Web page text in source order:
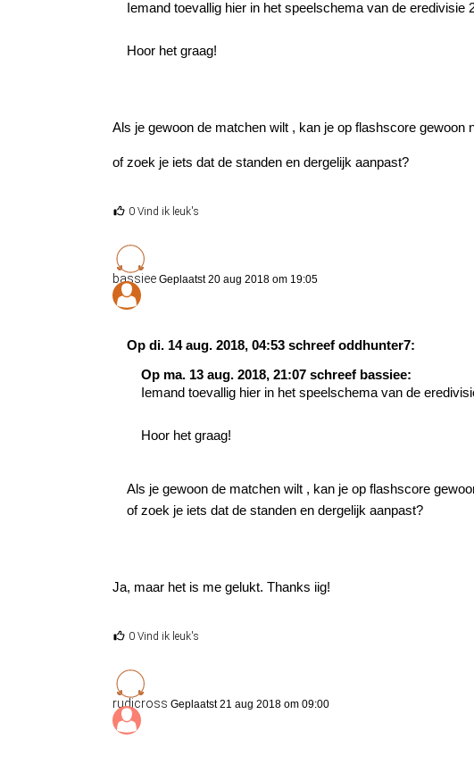
Iemand toevallig hier in het speelschema van de eredivisie
Hoor het graag!
Als je gewoon de matchen wilt , kan je op flashscore
of zoek je iets dat de standen en dergelijk aanpast?
0 Vind ik leuk's
bassiee Geplaatst 20 aug 2018 om 19:05
Op di. 14 aug. 2018, 04:53 schreef oddhunter7:
Op ma. 13 aug. 2018, 21:07 schreef bassiee:
Iemand toevallig hier in het speelschema van de
Hoor het graag!
Als je gewoon de matchen wilt , kan je op flashscore
of zoek je iets dat de standen en dergelijk aanpast?
Ja, maar het is me gelukt. Thanks iig!
0 Vind ik leuk's
rudicross Geplaatst 21 aug 2018 om 09:00